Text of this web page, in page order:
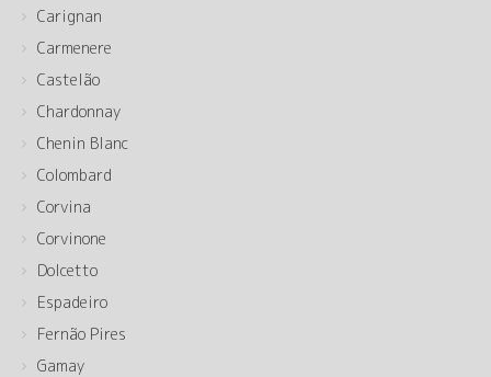
Carignan
Carmenere
Castelão
Chardonnay
Chenin Blanc
Colombard
Corvina
Corvinone
Dolcetto
Espadeiro
Fernão Pires
Gamay